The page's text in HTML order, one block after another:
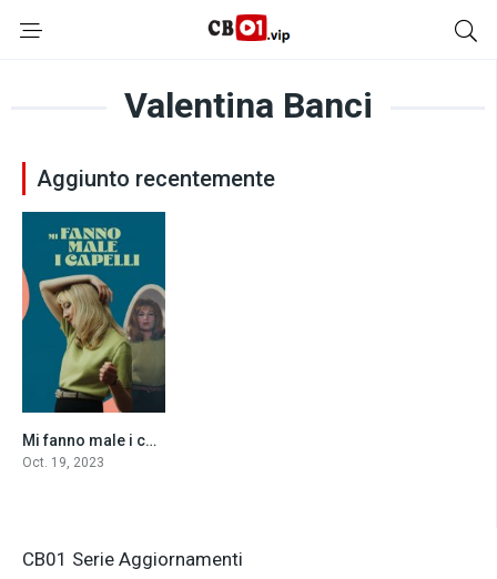
Valentina Banci
Aggiunto recentemente
5.6
Mi fanno male i capelli (2023)
Oct. 19, 2023
CB01 Serie Aggiornamenti